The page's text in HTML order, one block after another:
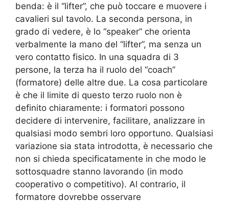
benda: è il “lifter”, che può toccare e muovere i
cavalieri sul tavolo. La seconda persona, in
grado di vedere, è lo “speaker” che orienta
verbalmente la mano del “lifter”, ma senza un
vero contatto fisico. In una squadra di 3
persone, la terza ha il ruolo del “coach”
(formatore) delle altre due. La cosa particolare
è che il limite di questo terzo ruolo non è
definito chiaramente: i formatori possono
decidere di intervenire, facilitare, analizzare in
qualsiasi modo sembri loro opportuno. Qualsiasi
variazione sia stata introdotta, è necessario che
non si chieda specificatamente in che modo le
sottosquadre stanno lavorando (in modo
cooperativo o competitivo). Al contrario, il
formatore dovrebbe osservare